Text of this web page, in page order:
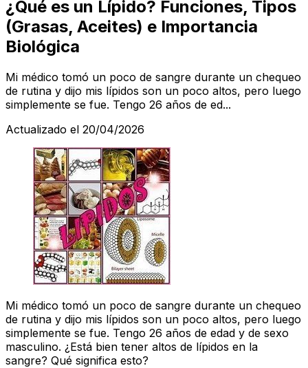
¿Qué es un Lípido? Funciones, Tipos
(Grasas, Aceites) e Importancia
Biológica
Mi médico tomó un poco de sangre durante un chequeo
de rutina y dijo mis lípidos son un poco altos, pero luego
simplemente se fue. Tengo 26 años de ed...
Actualizado el 20/04/2026
Mi médico tomó un poco de sangre durante un chequeo
de rutina y dijo mis lípidos son un poco altos, pero luego
simplemente se fue. Tengo 26 años de edad y de sexo
masculino. ¿Está bien tener altos de lípidos en la
sangre? Qué significa esto?